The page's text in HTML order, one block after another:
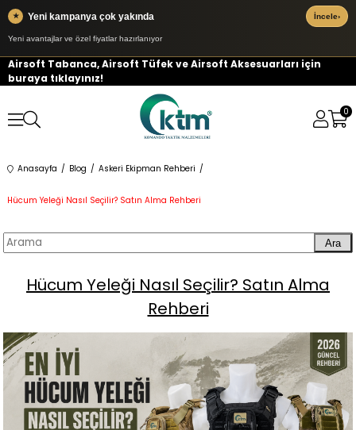
★ Yeni kampanya çok yakında
Yeni avantajlar ve özel fiyatlar hazırlanıyor
İncele›
Airsoft Tabanca, Airsoft Tüfek ve Airsoft Aksesuarları için
buraya tıklayınız!
0
Anasayfa Blog Askeri Ekipman Rehberi
Hücum Yeleği Nasıl Seçilir? Satın Alma Rehberi
Ara
Hücum Yeleği Nasıl Seçilir? Satın Alma
Rehberi